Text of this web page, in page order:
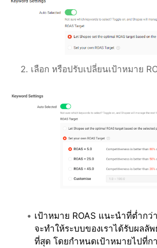
2. เลือก หรือปรับเปลี่ยนเป้าหมาย
เป้าหมาย ROAS แนะนำที่ต่ำกว่า
จะทำให้ระบบของเราได้รับผลลั
ที่สุด โดยกำหนดเป้าหมายไปที่ก